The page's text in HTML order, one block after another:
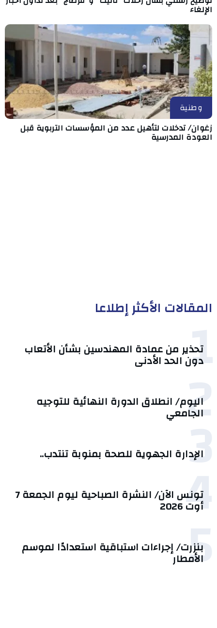
الإلغاء
وطنية
زغوان/ تدخلات لتأهيل عدد من المؤسسات التربوية قبل
العودة المدرسية
المقالات الأكثر إطلاعا
1
تحذير من عمادة المهندسين بشأن الأتعاب
دون الحد الأدنى
2
اليوم/ انطلاق الدورة النهائية للتوجيه
الجامعي
3
الإدارة الجهوية للصحة بمنوبة تنتدب..
4 تونس الآن/ النشرة الصباحية ليوم الجمعة 7
أوت 2026
5
بنزرت/ إجراءات استباقية استعدادًا لموسم
الأمطار